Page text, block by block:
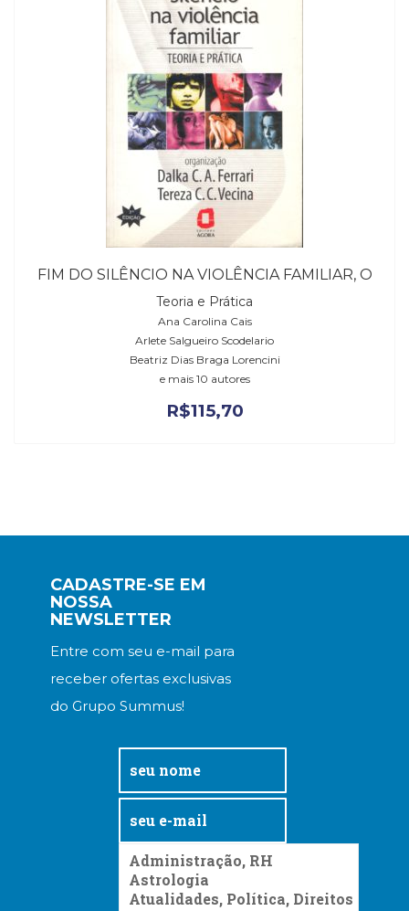
FIM DO SILÊNCIO NA VIOLÊNCIA FAMILIAR, O
Teoria e Prática
Ana Carolina Cais
Arlete Salgueiro Scodelario
Beatriz Dias Braga Lorencini
e mais 10 autores
R$115,70
CADASTRE-SE EM
NOSSA
NEWSLETTER
Entre com seu e-mail para
receber ofertas exclusivas
do Grupo Summus!